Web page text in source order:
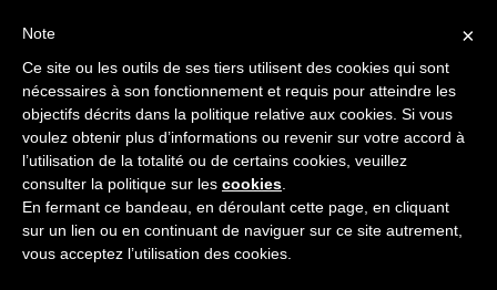
MENU
×
Note
Ce site ou les outils de ses tiers utilisent des cookies qui sont
nécessaires à son fonctionnement et requis pour atteindre les
objectifs décrits dans la politique relative aux cookies. Si vous
voulez obtenir plus d’informations ou revenir sur votre accord à
l’utilisation de la totalité ou de certains cookies, veuillez
consulter la politique sur les cookies
En fermant ce bandeau, en déroulant cette page, en cliquant
sur un lien ou en continuant de naviguer sur ce site autrement,
vous acceptez l’utilisation des cookies.